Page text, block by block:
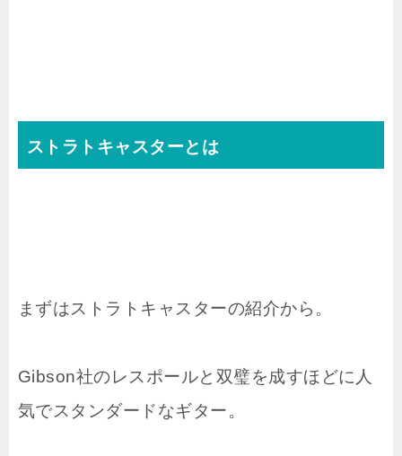
ストラトキャスターとは
まずはストラトキャスターの紹介から。
Gibson社のレスポールと双璧を成すほどに人
気でスタンダードなギター。